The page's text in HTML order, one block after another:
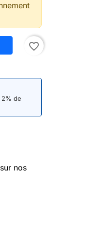
favorite_border
2% de
nos